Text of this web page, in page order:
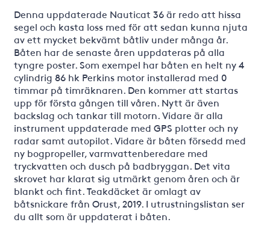
Denna uppdaterade Nauticat 36 är redo att hissa
segel och kasta loss med för att sedan kunna njuta
av ett mycket bekvämt båtliv under många år.
Båten har de senaste åren uppdateras på alla
tyngre poster. Som exempel har båten en helt ny 4
cylindrig 86 hk Perkins motor installerad med 0
timmar på timräknaren. Den kommer att startas
upp för första gången till våren. Nytt är även
backslag och tankar till motorn. Vidare är alla
instrument uppdaterade med GPS plotter och ny
radar samt autopilot. Vidare är båten försedd med
ny bogpropeller, varmvattenberedare med
tryckvatten och dusch på badbryggan. Det vita
skrovet har klarat sig utmärkt genom åren och är
blankt och fint. Teakdäcket är omlagt av
båtsnickare från Orust, 2019. I utrustningslistan ser
du allt som är uppdaterat i båten.